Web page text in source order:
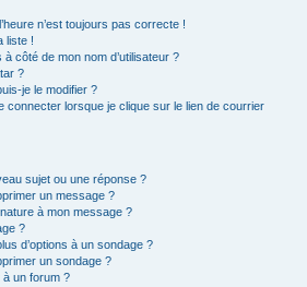
n’est toujours pas correcte !
liste !
côté de mon nom d’utilisateur ?
?
je le modifier ?
connecter lorsque je clique sur le lien de courrier
sujet ou une réponse ?
un message ?
à mon message ?
?
d’options à un sondage ?
un sondage ?
à un forum ?